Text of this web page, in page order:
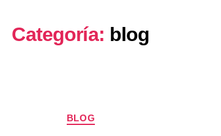
Categoría: blog
BLOG